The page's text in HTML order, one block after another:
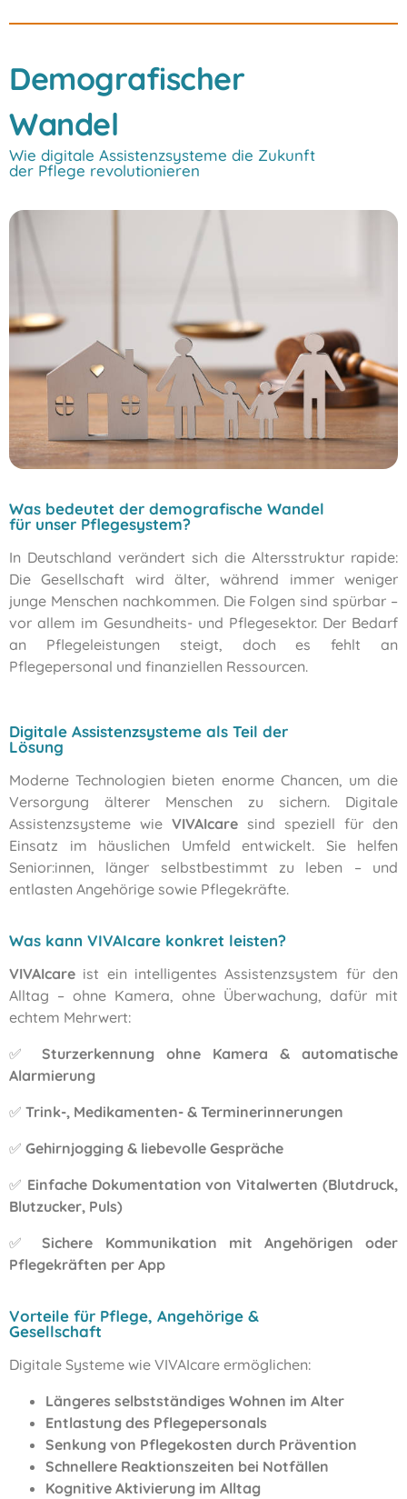
Demografischer
Wandel
Wie digitale Assistenzsysteme die Zukunft
der Pflege revolutionieren
Was bedeutet der demografische Wandel
für unser Pflegesystem?
In Deutschland verändert sich die Altersstruktur rapide:
Die Gesellschaft wird älter, während immer weniger
junge Menschen nachkommen. Die Folgen sind spürbar –
vor allem im Gesundheits- und Pflegesektor. Der Bedarf
an Pflegeleistungen steigt, doch es fehlt an
Pflegepersonal und finanziellen Ressourcen.
Digitale Assistenzsysteme als Teil der
Lösung
Moderne Technologien bieten enorme Chancen, um die
Versorgung älterer Menschen zu sichern. Digitale
Assistenzsysteme wie VIVAIcare sind speziell für den
Einsatz im häuslichen Umfeld entwickelt. Sie helfen
Senior:innen, länger selbstbestimmt zu leben – und
entlasten Angehörige sowie Pflegekräfte.
Was kann VIVAIcare konkret leisten?
VIVAIcare ist ein intelligentes Assistenzsystem für den
Alltag – ohne Kamera, ohne Überwachung, dafür mit
echtem Mehrwert:
✅ Sturzerkennung ohne Kamera & automatische
Alarmierung
✅ Trink-, Medikamenten- & Terminerinnerungen
✅ Gehirnjogging & liebevolle Gespräche
✅ Einfache Dokumentation von Vitalwerten (Blutdruck,
Blutzucker, Puls)
✅Sichere Kommunikation mit Angehörigen oder
Pflegekräften per App
Vorteile für Pflege, Angehörige &
Gesellschaft
Digitale Systeme wie VIVAIcare ermöglichen:
Längeres selbstständiges Wohnen im Alter
Entlastung des Pflegepersonals
Senkung von Pflegekosten durch Prävention
Schnellere Reaktionszeiten bei Notfällen
Kognitive Aktivierung im Alltag